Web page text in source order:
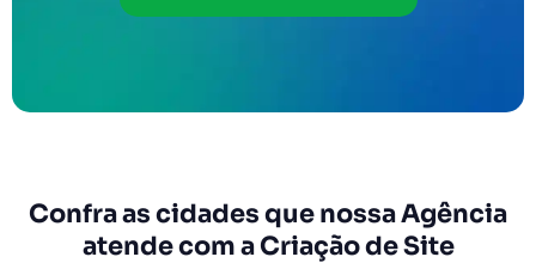
Confra as cidades que nossa Agência
atende com a Criação de Site